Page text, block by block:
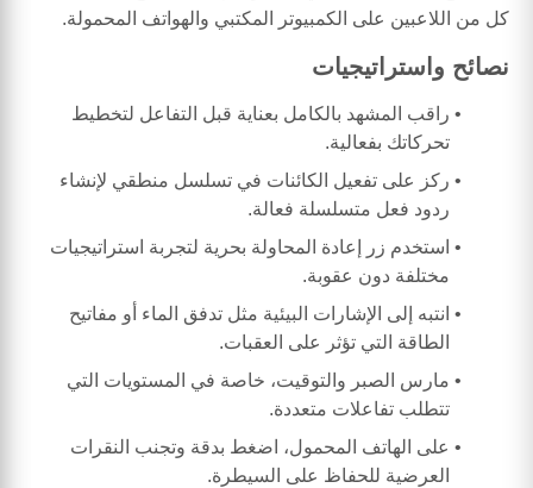
كل من اللاعبين على الكمبيوتر المكتبي والهواتف المحمولة.
نصائح واستراتيجيات
راقب المشهد بالكامل بعناية قبل التفاعل لتخطيط
تحركاتك بفعالية.
ركز على تفعيل الكائنات في تسلسل منطقي لإنشاء
ردود فعل متسلسلة فعالة.
استخدم زر إعادة المحاولة بحرية لتجربة استراتيجيات
مختلفة دون عقوبة.
انتبه إلى الإشارات البيئية مثل تدفق الماء أو مفاتيح
الطاقة التي تؤثر على العقبات.
مارس الصبر والتوقيت، خاصة في المستويات التي
تتطلب تفاعلات متعددة.
على الهاتف المحمول، اضغط بدقة وتجنب النقرات
العرضية للحفاظ على السيطرة.